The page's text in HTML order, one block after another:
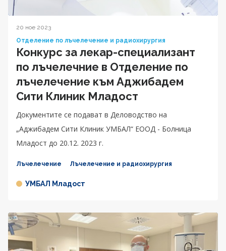
20 ное 2023
Отделение по лъчелечение и радиохирургия
Конкурс за лекар-специализант
по лъчелечние в Отделение по
лъчелечение към Аджибадем
Сити Клиник Младост
Документите се подават в Деловодство на
„Аджибадем Сити Клиник УМБАЛ“ ЕООД - Болница
Младост до 20.12. 2023 г.
Лъчелечение Лъчелечение и радиохирургия
УМБАЛ Младост